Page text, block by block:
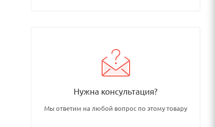
Нужна консультация?
Мы ответим на любой вопрос по этому товару